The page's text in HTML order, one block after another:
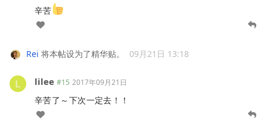
辛苦
Rei 将本帖设为了精华贴。 09月21日 13:18
lilee #15 2017年09月21日
辛苦了～下次一定去！！